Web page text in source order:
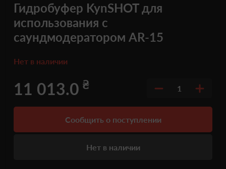
Гидробуфер KynSHOT для
использования с
саундмодератором AR-15
Нет в наличии
11 013.0 ₴ 1
Сообщить о поступлении
Нет в наличии